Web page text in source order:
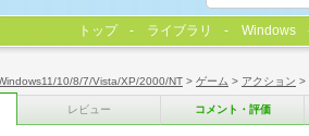
10/8/7/Vista/XP/2000/NT > ゲーム > アクション >
レビュー コメント・評価
トップ ライブラリ Windows